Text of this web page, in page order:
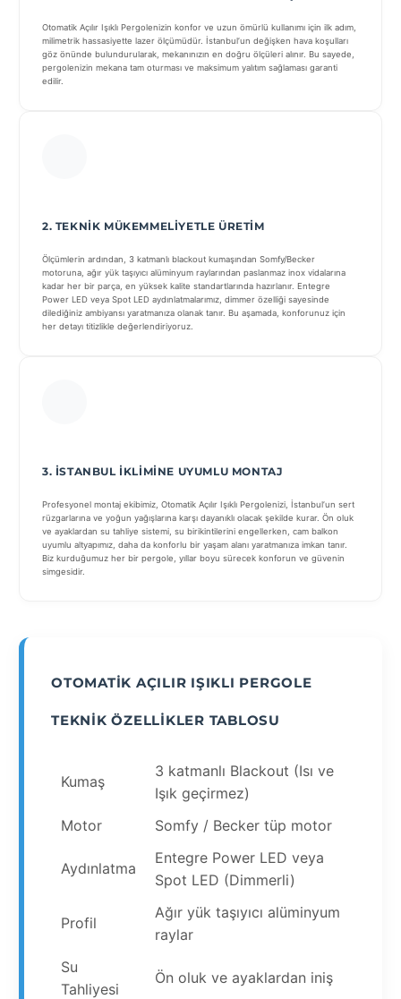
Otomatik Açılır Işıklı Pergolenizin konfor ve uzun ömürlü kullanımı için ilk adım,
milimetrik hassasiyette lazer ölçümüdür. İstanbul’un değişken hava koşulları
göz önünde bulundurularak, mekanınızın en doğru ölçüleri alınır. Bu sayede,
pergolenizin mekana tam oturması ve maksimum yalıtım sağlaması garanti
edilir.
2. TEKNIK MÜKEMMELIYETLE ÜRETIM
Ölçümlerin ardından, 3 katmanlı blackout kumaşından Somfy/Becker
motoruna, ağır yük taşıyıcı alüminyum raylarından paslanmaz inox vidalarına
kadar her bir parça, en yüksek kalite standartlarında hazırlanır. Entegre
Power LED veya Spot LED aydınlatmalarımız, dimmer özelliği sayesinde
dilediğiniz ambiyansı yaratmanıza olanak tanır. Bu aşamada, konforunuz için
her detayı titizlikle değerlendiriyoruz.
3. İSTANBUL İKLIMINE UYUMLU MONTAJ
Profesyonel montaj ekibimiz, Otomatik Açılır Işıklı Pergolenizi, İstanbul’un sert
rüzgarlarına ve yoğun yağışlarına karşı dayanıklı olacak şekilde kurar. Ön oluk
ve ayaklardan su tahliye sistemi, su birikintilerini engellerken, cam balkon
uyumlu altyapımız, daha da konforlu bir yaşam alanı yaratmanıza imkan tanır.
Biz kurduğumuz her bir pergole, yıllar boyu sürecek konforun ve güvenin
simgesidir.
OTOMATIK AÇILIR IŞIKLI PERGOLE
TEKNIK ÖZELLIKLER TABLOSU
Kumaş
3 katmanlı Blackout (Isı ve
Işık geçirmez)
Motor
Somfy / Becker tüp motor
Aydınlatma
Entegre Power LED veya
Spot LED (Dimmerli)
Profil
Ağır yük taşıyıcı alüminyum
raylar
Su
Tahliyesi
Ön oluk ve ayaklardan iniş